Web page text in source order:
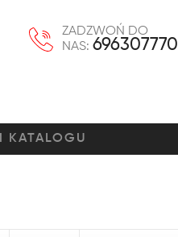
ZADZWOŃ DO
NAS: 696307770